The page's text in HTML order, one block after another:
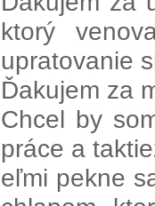
ktorý
upratovanie
Ďakujem za
Chcel by
práce a
eľmi pekne